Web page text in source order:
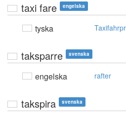
taxi fare engelska
tyska
taksparre svenska
engelska rafter
takspira svenska